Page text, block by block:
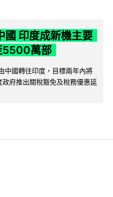
國 印度成新機主要
5500萬部
國轉往印度，目標兩年內將
府推出關稅豁免及稅務優惠延